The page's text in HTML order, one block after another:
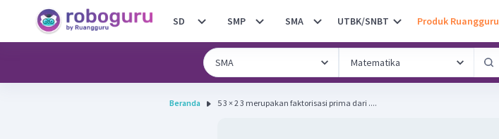
SD SMP SMA UTBK/SNBT Produk Ruangguru
Beranda 5 3 × 2 3 merupakan faktorisasi prima dari ....